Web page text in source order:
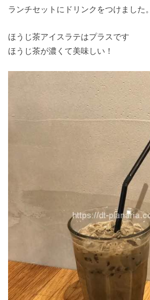
ランチセットにドリンクをつけました。
ほうじ茶アイスラテはプラスです
ほうじ茶が濃くて美味しい！